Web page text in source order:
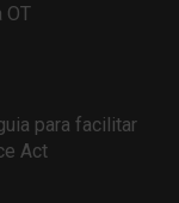
OT
para facilitar
Act